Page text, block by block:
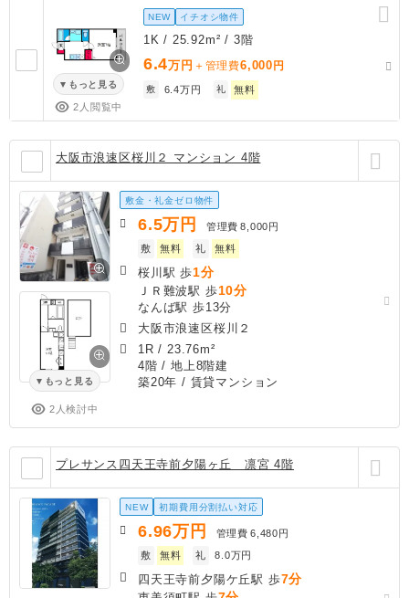
もっと見る
2人閲覧中
NEW イチオシ物件
1K / 25.92m² / 3階
6.4万円 ＋管理費6,000 円
敷 6.4万円 礼 無料
大阪市浪速区桜川２ マンション 4階
もっと見る
2人検討中
敷金・礼金ゼロ物件
6.5万円 管理費 8,000円
敷
無料 礼 無料
桜川駅 歩1分
ＪＲ難波駅 歩10分
なんば駅 歩13分
大阪市浪速区桜川２
1R / 23.76m²
4階 / 地上8階建
築20年 / 賃貸マンション
プレサンス四天王寺前夕陽ヶ丘 凛宮 4階
NEW 初期費用分割払い対応
6.96万円 管理費 6,480円
敷
無料 礼 8.0万円
四天王寺前夕陽ケ丘駅 歩7分